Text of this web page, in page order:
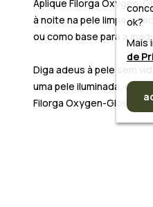
Aplique Filorga Oxygen-
à noite na pele limpa e
ou como base para a
Diga adeus à pele sem
uma pele iluminada,
Filorga Oxygen-Glow
ok?
Mais
de